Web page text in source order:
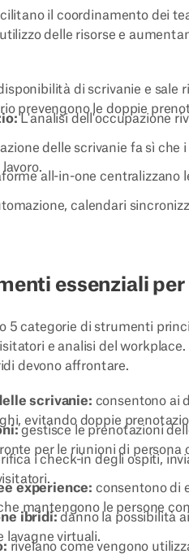
il coordinamento dei
delle risorse e
di scrivanie e sale
prevengono le doppie
L'analisi dell'occupazione
delle scrivanie fa sì che
all-in-one centralizzano
calendari
essenziali
5 categorie di strumenti
e analisi del
devono affrontare.
scrivanie: consentono ai
evitando doppie
gestisce le prenotazioni
per le riunioni di persona
i check-in degli ospiti,
experience: consentono di
mantengono le persone
ibridi: danno la possibilità
lavagne virtuali.
rivelano come vengono